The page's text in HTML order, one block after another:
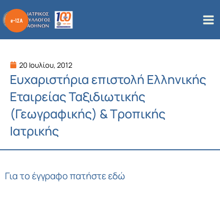
στο
περιεχόμενο
20 Ιουλίου, 2012
Ευχαριστήρια επιστολή Ελληνικής
Εταιρείας Ταξιδιωτικής
(Γεωγραφικής) & Τροπικής
Ιατρικής
Για το έγγραφο πατήστε εδώ